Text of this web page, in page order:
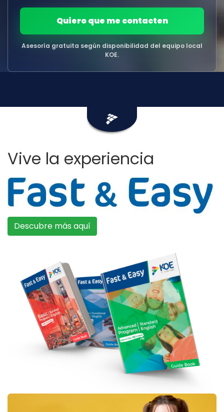
Intranet
SISK
Solicitudes
Quiero que me contacten
Asesoría gratuita según disponibilidad del equipo local
KOE.
Vive la experiencia
Descubre más aquí